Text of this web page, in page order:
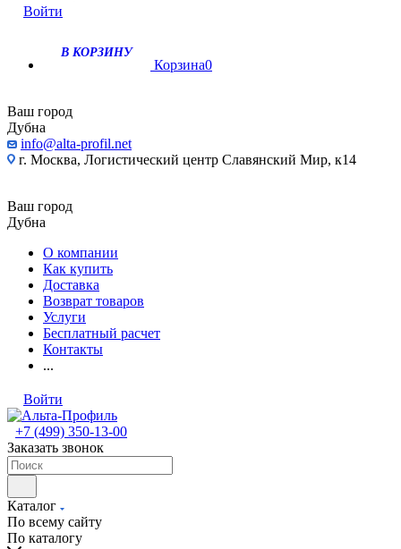
Войти
В КОРЗИНУ
Корзина0
Ваш город
Дубна
info@alta-profil.net
г. Москва, Логистический центр Славянский Мир, к14
Ваш город
Дубна
О компании
Как купить
Доставка
Возврат товаров
Услуги
Бесплатный расчет
Контакты
...
Войти
+7 (499) 350-13-00
Заказать звонок
Каталог
По всему сайту
По каталогу